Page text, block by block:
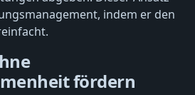
indem er den
fördern